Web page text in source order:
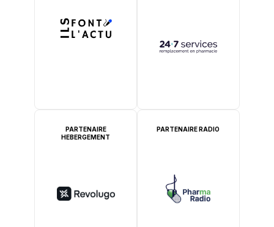
PARTENAIRE
HEBERGEMENT
PARTENAIRE RADIO